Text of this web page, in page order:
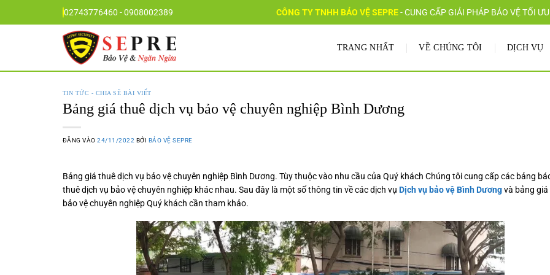
02743776460 - 0908002389 CÔNG TY TNHH BẢO VỆ SEPRE- CUNG CẤP GIẢI PHÁP BẢO VỆ TỐI ƯU
TRANG NHẤT VỀ CHÚNG TÔI DỊCH VỤ
TIN TỨC - CHIA SẼ BÀI VIẾT
Bảng giá thuê dịch vụ bảo vệ chuyên nghiệp Bình Dương
ĐĂNG VÀO24/11/2022 BỞI BẢO VỆ SEPRE
Bảng giá thuê dịch vụ bảo vệ chuyên nghiệp Bình Dương. Tùy thuộc vào nhu cầu của Quý khách Chúng tôi cung cấp các bảng
thuê dịch vụ bảo vệ chuyên nghiệp khác nhau. Sau đây là một số thông tin về cácdịch vụ Dịch vụ bảo vệ Bình Dươngvà bảng
bảo vệchuyên nghiệp Quý khách cần tham khảo.